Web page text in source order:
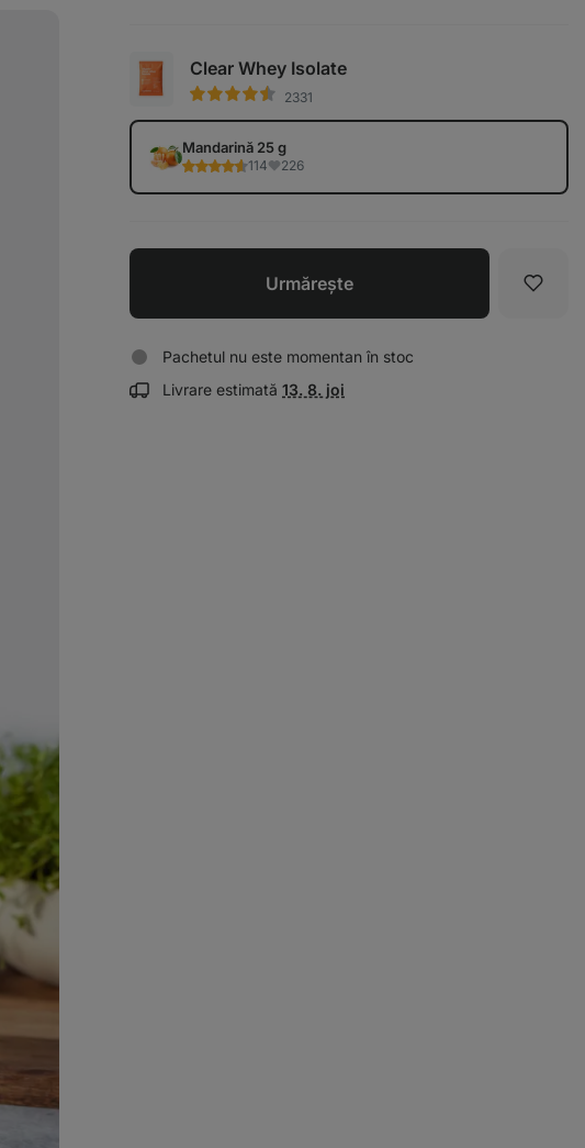
Clear Whey Isolate
2331
Mandarină 25 g
114 226
Urmăreşte
Pachetul nu este momentan în stoc
Livrare estimată Afișează
13. 8. joi